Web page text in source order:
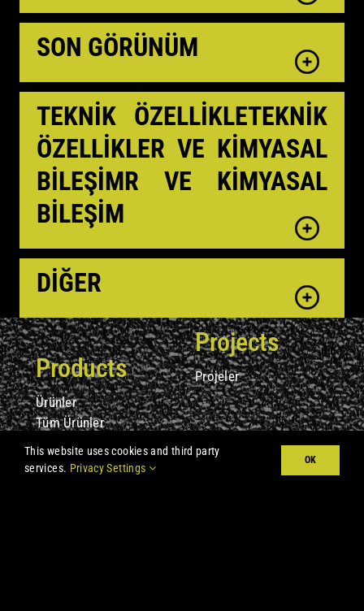
SON GÖRÜNÜM
TEKNİK ÖZELLİKLETEKNİK
ÖZELLİKLER VE KİMYASAL
BİLEŞİMR VE KİMYASAL
BİLEŞİM
DİĞER
Products
Ürünler
Tüm Ürünler
Nereden Alınır?
SDS/TDS
Projects
Projeler
This website uses cookies and third party
services. Privacy Settings
OK